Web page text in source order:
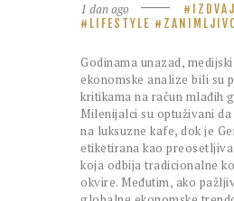
1 dan ago
LIFESTYLE
Godinama unazad,
ekonomske analize bili su
kritikama na račun mlađih
Milenijalci su optuživani
na luksuzne kafe, dok je
etiketirana kao
koja odbija tradicionalne
okvire. Međutim, ako